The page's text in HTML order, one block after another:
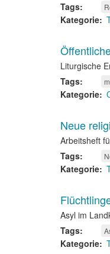
Tags
Kategorie
Liturgische
Tags
Kategorie
Neue
Arbeitsheft
Tags
Kategorie
Asyl im
Tags
Kategorie